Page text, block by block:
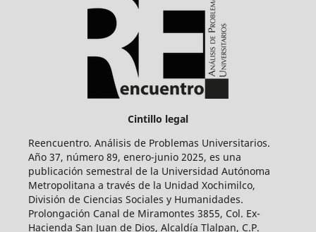
Cintillo legal
Reencuentro. Análisis de Problemas Universitarios.
Año 37, número 89, enero-junio 2025, es una
publicación semestral de la Universidad Autónoma
Metropolitana a través de la Unidad Xochimilco,
División de Ciencias Sociales y Humanidades.
Prolongación Canal de Miramontes 3855, Col. Ex-
Hacienda San Juan de Dios, Alcaldía Tlalpan, C.P.